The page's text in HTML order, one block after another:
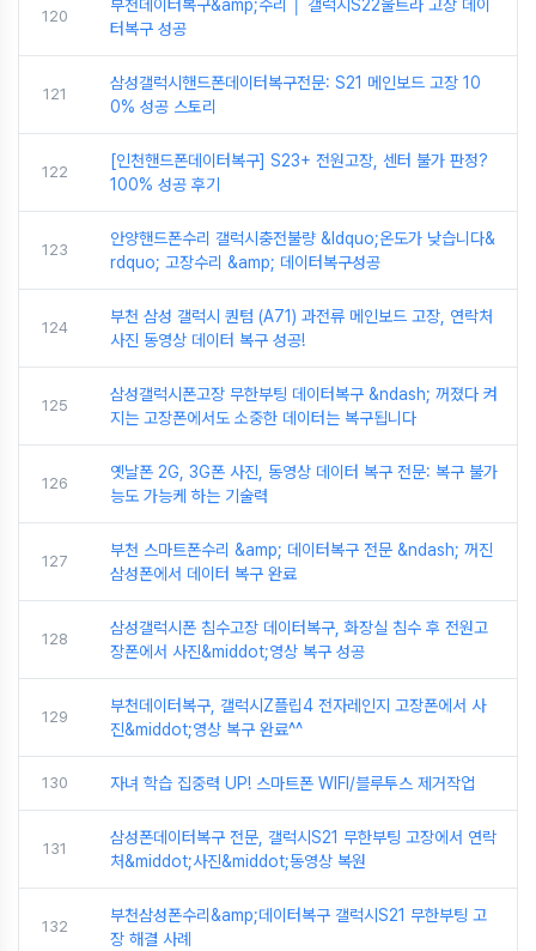
120
부천데이터복구&amp;수리 │ 갤럭시S22울트라 고장 데이
터복구 성공
121
삼성갤럭시핸드폰데이터복구전문: S21 메인보드 고장 10
0% 성공 스토리
122
[인천핸드폰데이터복구] S23+ 전원고장, 센터 불가 판정?
100% 성공 후기
123
안양핸드폰수리 갤럭시충전불량 &ldquo;온도가 낮습니다&
rdquo; 고장수리 &amp; 데이터복구성공
124
부천 삼성 갤럭시 퀀텀 (A71) 과전류 메인보드 고장, 연락처
사진 동영상 데이터 복구 성공!
125
삼성갤럭시폰고장 무한부팅 데이터복구 &ndash; 꺼졌다 켜
지는 고장폰에서도 소중한 데이터는 복구됩니다
126
옛날폰 2G, 3G폰 사진, 동영상 데이터 복구 전문: 복구 불가
능도 가능케 하는 기술력
127
부천 스마트폰수리 &amp; 데이터복구 전문 &ndash; 꺼진
삼성폰에서 데이터 복구 완료
128
삼성갤럭시폰 침수고장 데이터복구, 화장실 침수 후 전원고
장폰에서 사진&middot;영상 복구 성공
129
부천데이터복구, 갤럭시Z플립4 전자레인지 고장폰에서 사
진&middot;영상 복구 완료^^
130 자녀 학습 집중력 UP! 스마트폰 WIFI/블루투스 제거작업
131
삼성폰데이터복구 전문, 갤럭시S21 무한부팅 고장에서 연락
처&middot;사진&middot;동영상 복원
132
부천삼성폰수리&amp;데이터복구 갤럭시S21 무한부팅 고
장 해결 사례